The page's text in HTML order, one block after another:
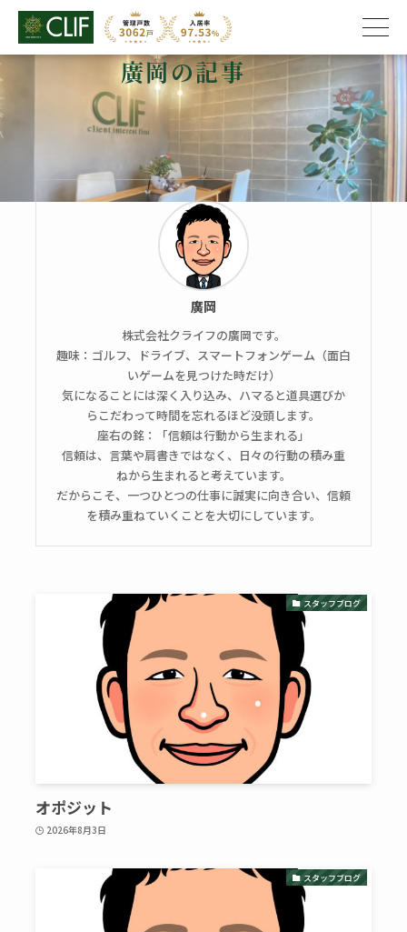
廣岡の記事
>廣岡 の記事
廣岡
株式会社クライフの廣岡です。
趣味：ゴルフ、ドライブ、スマートフォンゲーム（面白
いゲームを見つけた時だけ）
気になることには深く入り込み、ハマると道具選びか
らこだわって時間を忘れるほど没頭します。
座右の銘：「信頼は行動から生まれる」
信頼は、言葉や肩書きではなく、日々の行動の積み重
ねから生まれると考えています。
だからこそ、一つひとつの仕事に誠実に向き合い、信頼
を積み重ねていくことを大切にしています。
スタッフブログ
オポジット
2026年8月3日
スタッフブログ